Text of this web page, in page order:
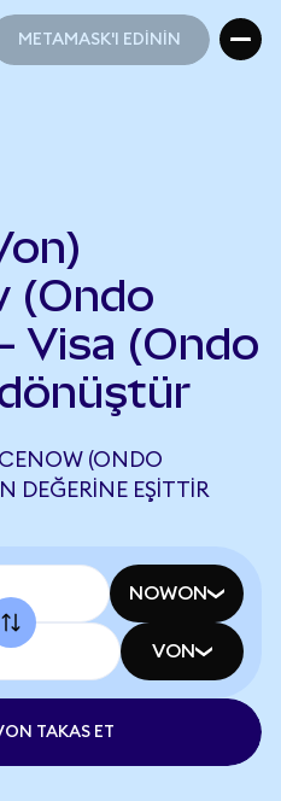
METAMASK'I EDİNİN
(Ondo
Visa (Ondo
(ONDO
DEĞERINE EŞITTIR
NOWON
VON
TAKAS ET